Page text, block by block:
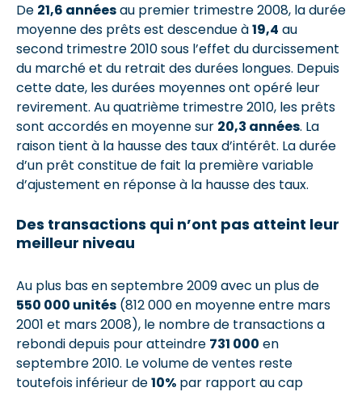
De 21,6 annéesau premier trimestre 2008, la durée
moyenne des prêts est descendue à19,4 au
second trimestre 2010 sous l’effet du durcissement
du marché et du retrait des durées longues. Depuis
cette date, les durées moyennes ont opéré leur
revirement. Au quatrième trimestre 2010, les prêts
sont accordés en moyenne sur 20,3 années. La
raison tient à la hausse des taux d’intérêt. La durée
d’un prêt constitue de fait la première variable
d’ajustement en réponse à la hausse des taux.
Des transactions qui n’ont pas atteint leur
meilleur niveau
Au plus bas en septembre 2009 avec un plus de
550 000 unités (812 000 en moyenne entre mars
2001 et mars 2008), le nombre de transactions a
rebondi depuis pour atteindre 731 000 en
septembre 2010. Le volume de ventes reste
toutefois inférieur de10% par rapport au cap